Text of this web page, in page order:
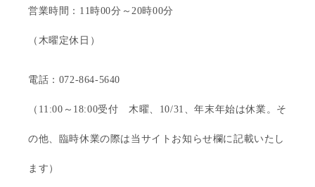
営業時間：11時00分～20時00分
（木曜定休日）
電話：072-864-5640
（11:00～18:00受付 木曜、10/31、年末年始は休業。そ
の他、臨時休業の際は当サイトお知らせ欄に記載いたし
ます）